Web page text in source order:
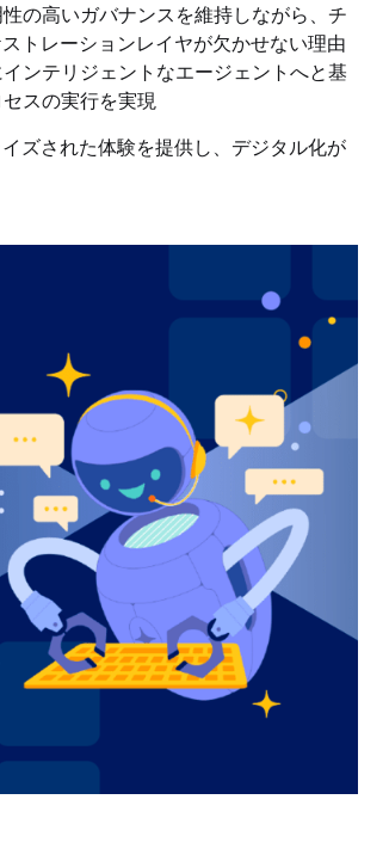
性の高いガバナンスを維持しながら、チ
トレーションレイヤが欠かせない理由
ンテリジェントなエージェントへと基
スの実行を実現
ズされた体験を提供し、デジタル化が